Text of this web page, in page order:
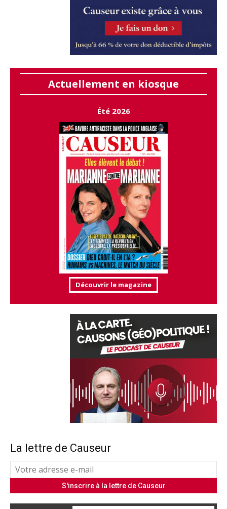
Actuellement en kiosque
Été 2026
Découvrir le magazine
La lettre de Causeur